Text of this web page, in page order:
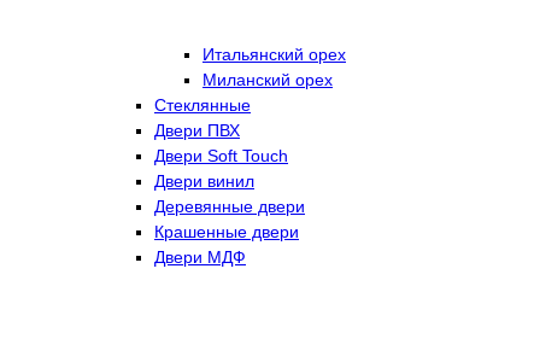
Итальянский орех
Миланский орех
Стеклянные
Двери ПВХ
Двери Soft Touch
Двери винил
Деревянные двери
Крашенные двери
Двери МДФ